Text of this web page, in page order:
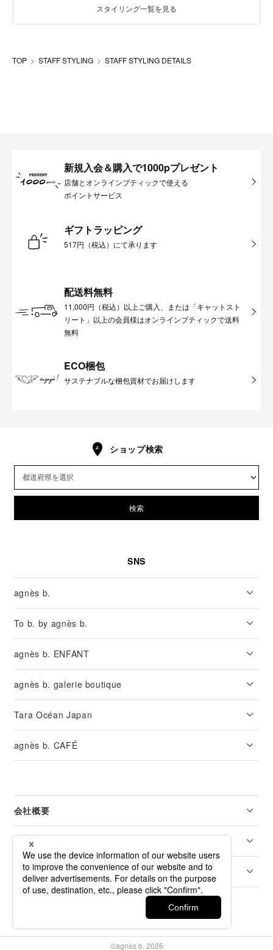
スタイリング一覧を見る
TOP STAFF STYLING STAFF STYLING DETAILS
新規入会＆購入で1000pプレゼント
店舗とオンラインブティックで使える
ポイントサービス
ギフトラッピング
517円（税込）にて承ります
配送料無料
11,000円（税込）以上ご購入、または「キャットスト
リート」以上の会員様はオンラインブティックで送料
無料
ECO梱包
サステナブルな梱包資材でお届けします
ショップ検索
検索
SNS
agnès b.
To b. by agnès b.
agnès b. ENFANT
agnès b. galerie boutique
Tara Océan Japan
agnès b. CAFÉ
会社概要
リーガル
カスタマーサービス
©agnès b. 2026